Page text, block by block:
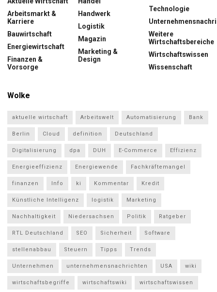
Arbeitsmarkt &
Karriere
Bauwirtschaft
Energiewirtschaft
Finanzen &
Vorsorge
Handwerk
Logistik
Magazin
Marketing &
Design
Technologie
Weitere
Wirtschaftsbereiche
Wirtschaftswissen
Wissenschaft
Wolke
aktuelle wirtschaft Arbeitswelt Automatisierung Bank
Berlin Cloud definition Deutschland
Digitalisierung dpa DUH E-Commerce Effizienz
Energieeffizienz Energiewende Fachkräftemangel
finanzen Info ki Kommentar Kredit
Künstliche Intelligenz logistik Marketing
Nachhaltigkeit Niedersachsen Politik Ratgeber
RTL Deutschland SEO Sicherheit Software
stellenabbau Steuern Tipps Trends
Unternehmen unternehmensnachrichten USA wiki
wirtschaftsbegriffe wirtschaftswiki wirtschaftswissen